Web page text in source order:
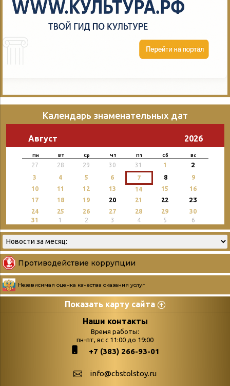
Календарь знаменательных дат
Август 2026
Пн Вт Ср Чт Пт Сб Вс
27 28 29 30 31 1 2
3 4 5 6 7 8
9
10
11 12 13 14 15
16
17
18 19 20 21 22 23
24 25 26 27 28 29
30
31
1 2 3 4 5 6
Противодействие коррупции
Независимая оценка качества оказания услуг
Показать карту сайта
Страницы
podvedenie-itogov-festivalya-
paskhalnaya-palitra
поступлений
Война. Народ.
Наши контакты
Время работы:
пн-пт, вс с 11:00 до 19:00
+7 (383) 266-93-01
info@cbstolstoy.ru